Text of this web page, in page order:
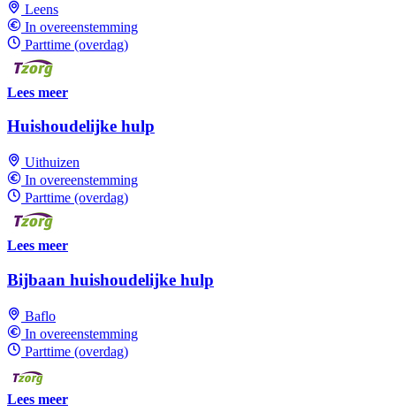
Leens
In overeenstemming
Parttime (overdag)
Lees meer
Huishoudelijke hulp
Uithuizen
In overeenstemming
Parttime (overdag)
Lees meer
Bijbaan huishoudelijke hulp
Baflo
In overeenstemming
Parttime (overdag)
Lees meer